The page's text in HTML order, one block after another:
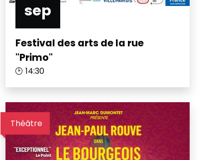
sep
Festival des arts de la rue
"Primo"
14:30
Théâtre